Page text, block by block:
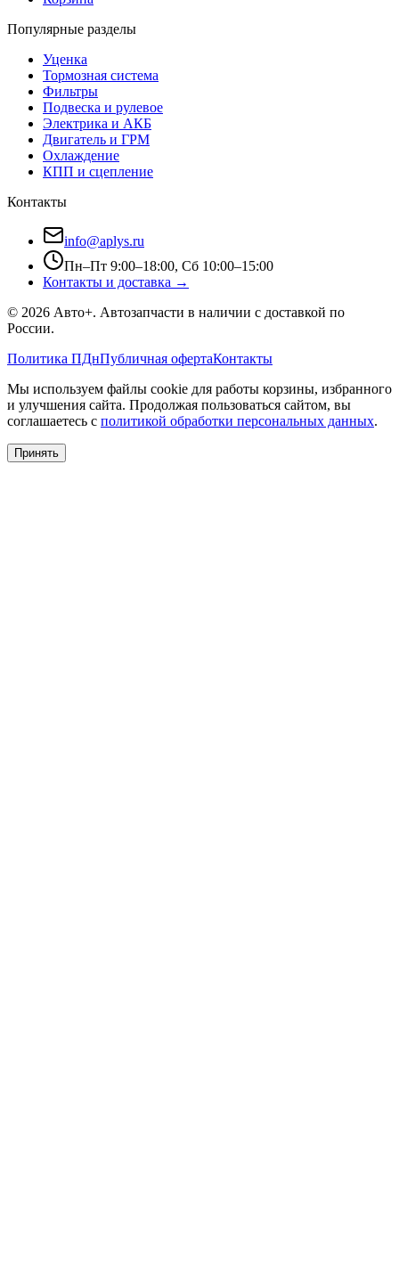
Популярные разделы
Уценка
Тормозная система
Фильтры
Подвеска и рулевое
Электрика и АКБ
Двигатель и ГРМ
Охлаждение
КПП и сцепление
Контакты
info@aplys.ru
Пн–Пт 9:00–18:00, Сб 10:00–15:00
Контакты и доставка →
© 2026 Авто+. Автозапчасти в наличии с доставкой по
России.
Политика ПДнПубличная офертаКонтакты
Мы используем файлы cookie для работы корзины, избранного
и улучшения сайта. Продолжая пользоваться сайтом, вы
соглашаетесь с политикой обработки персональных данных.
Принять